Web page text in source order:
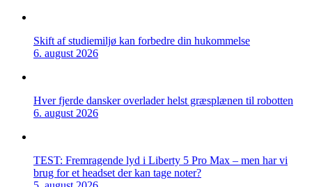
Skift af studiemiljø kan forbedre din hukommelse
6. august 2026
Hver fjerde dansker overlader helst græsplænen til robotten
6. august 2026
TEST: Fremragende lyd i Liberty 5 Pro Max – men har vi
brug for et headset der kan tage noter?